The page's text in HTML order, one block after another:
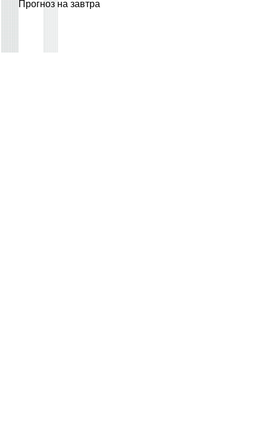
Прогноз на завтра